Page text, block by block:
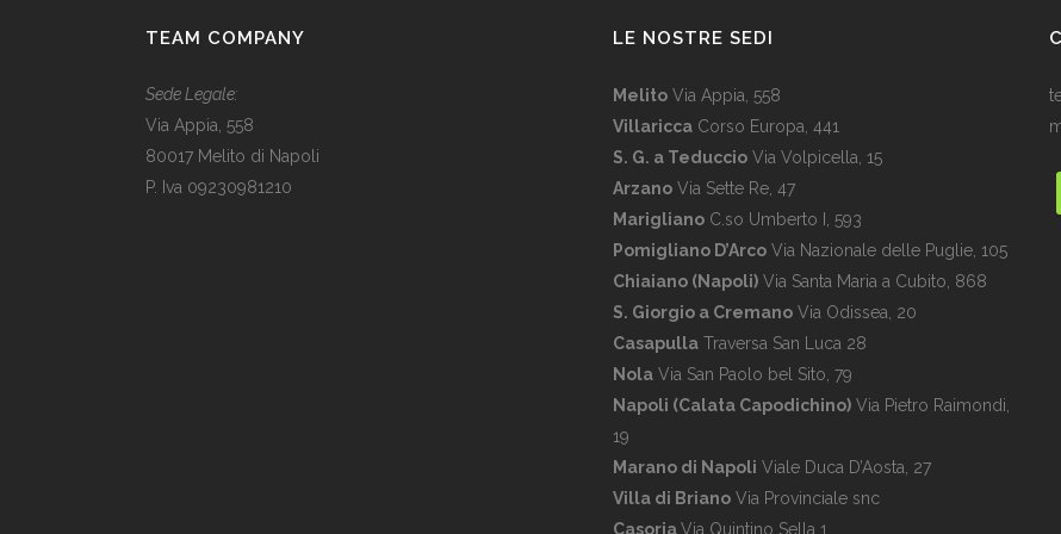
TEAM COMPANY
Sede Legale:
Via Appia, 558
80017 Melito di Napoli
P. Iva 09230981210
LE NOSTRE SEDI
MelitoVia Appia, 558
VillariccaCorso Europa, 441
S. G. a TeduccioVia Volpicella, 15
ArzanoVia Sette Re, 47
MariglianoC.so Umberto I, 593
Pomigliano D’ArcoVia Nazionale delle Puglie, 105
Chiaiano (Napoli)Via Santa Maria a Cubito, 868
S. Giorgio a CremanoVia Odissea, 20
CasapullaTraversa San Luca 28
NolaVia San Paolo bel Sito, 79
Napoli (Calata Capodichino)Via Pietro Raimondi,
19
Marano di Napoli Viale Duca D’Aosta, 27
Villa di BrianoVia Provinciale snc
CasoriaVia Quintino Sella 1